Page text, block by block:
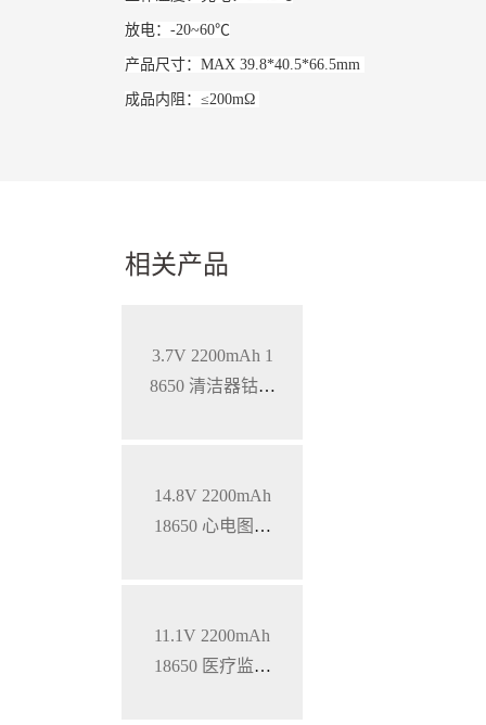
放电：-20~60℃
产品尺寸：MAX 39.8*40.5*66.5mm
成品内阻：≤200mΩ
相关产品
3.7V 2200mAh 1
8650 清洁器钴酸
14.8V 2200mAh
18650 心电图机
11.1V 2200mAh
18650 医疗监护